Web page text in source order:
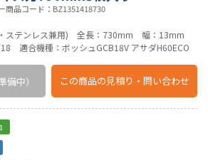
商品コード：BZ1351418730
ステンレス兼用) 全長：730mm 幅：13mm
適合機種：ボッシュGCB18V アサダH60ECO
備中） この商品の見積り・問い合わせ